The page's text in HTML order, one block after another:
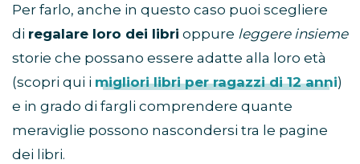
Per farlo, anche in questo caso puoi scegliere
di regalare loro dei libri oppure leggere insieme
storie che possano essere adatte alla loro età
(scopri qui i migliori libri per ragazzi di 12 anni)
e in grado di fargli comprendere quante
meraviglie possono nascondersi tra le pagine
dei libri.